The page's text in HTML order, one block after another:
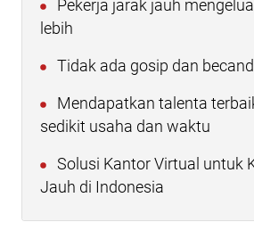
Pekerja jarak jauh
lebih
Tidak ada gosip dan
Mendapatkan talenta
sedikit usaha dan waktu
Solusi Kantor Virtual untuk
Jauh di Indonesia